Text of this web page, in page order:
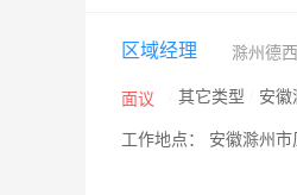
区域经理 滁州德
面议 其它类型 安徽
工作地点： 安徽滁州市